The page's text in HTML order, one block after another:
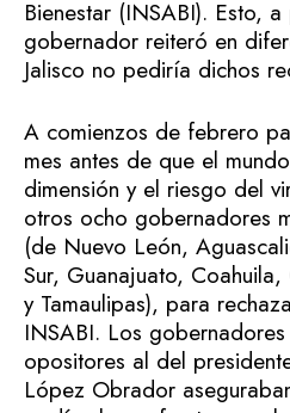
Bienestar (INSABI). Esto,
gobernador reiteró en
Jalisco no pediría dichos
A comienzos de febrero
mes antes de que el
dimensión y el riesgo del
otros ocho gobernadores
(de Nuevo León,
Sur, Guanajuato,
y Tamaulipas), para
INSABI. Los
opositores al del
López Obrador